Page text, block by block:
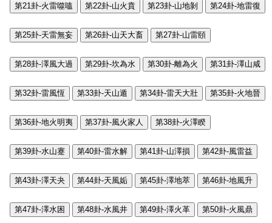
第21卦-火雷噬嗑 第22卦-山火賁 第23卦-山地剝 第24卦-地雷復
第25卦-天雷無妄 第26卦-山天大畜 第27卦-山雷頤
第28卦-澤風大過 第29卦-坎為水 第30卦-離為火 第31卦-澤山咸
第32卦-雷風恆 第33卦-天山遁 第34卦-雷天大壯 第35卦-火地晉
第36卦-地火明夷 第37卦-風火家人 第38卦-火澤睽
第39卦-水山蹇 第40卦-雷水解 第41卦-山澤損 第42卦-風雷益
第43卦-澤天夬 第44卦-天風姤 第45卦-澤地萃 第46卦-地風升
第47卦-澤水困 第48卦-水風井 第49卦-澤火革 第50卦-火風鼎